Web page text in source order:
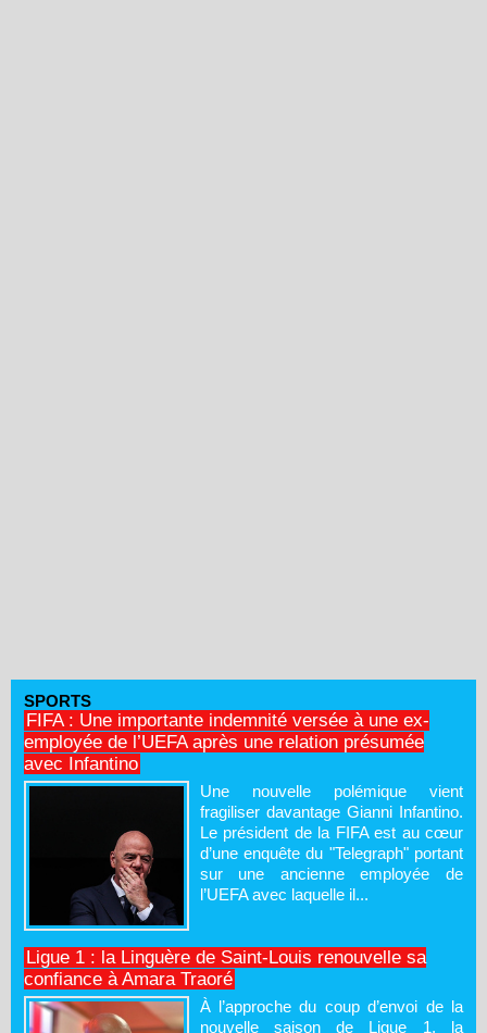
SPORTS
FIFA : Une importante indemnité versée à une ex-
employée de l’UEFA après une relation présumée
avec Infantino
Une nouvelle polémique vient
fragiliser davantage Gianni Infantino.
Le président de la FIFA est au cœur
d’une enquête du "Telegraph" portant
sur une ancienne employée de
l’UEFA avec laquelle il...
Ligue 1 : la Linguère de Saint-Louis renouvelle sa
confiance à Amara Traoré
À l’approche du coup d’envoi de la
nouvelle saison de Ligue 1, la